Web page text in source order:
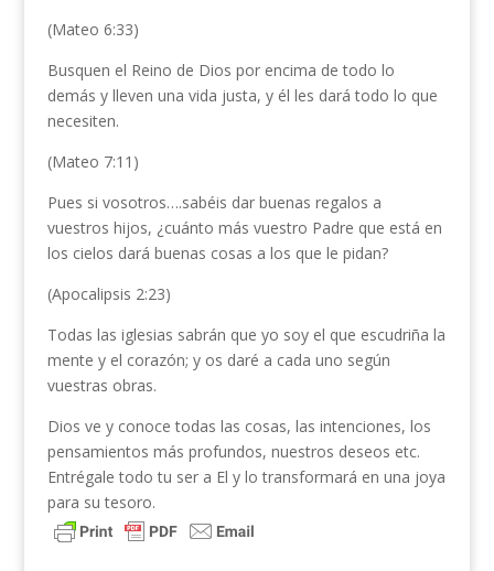
(Mateo 6:33)
Busquen el Reino de Dios por encima de todo lo
demás y lleven una vida justa, y él les dará todo lo que
necesiten.
(Mateo 7:11)
Pues si vosotros….sabéis dar buenas regalos a
vuestros hijos, ¿cuánto más vuestro Padre que está en
los cielos dará buenas cosas a los que le pidan?
(Apocalipsis 2:23)
Todas las iglesias sabrán que yo soy el que escudriña la
mente y el corazón; y os daré a cada uno según
vuestras obras.
Dios ve y conoce todas las cosas, las intenciones, los
pensamientos más profundos, nuestros deseos etc.
Entrégale todo tu ser a El y lo transformará en una joya
para su tesoro.